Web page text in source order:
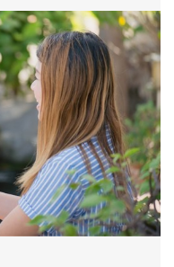
人│讀懂父親的
男人總是在一次
跟著孩子一起長
戲，到獨立自
能力養成。爸爸
孩子每個重要的